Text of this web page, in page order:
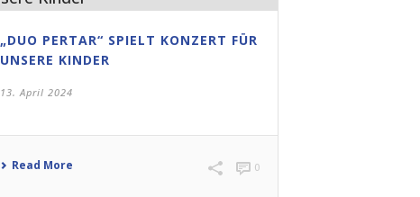
„DUO PERTAR“ SPIELT KONZERT FÜR
UNSERE KINDER
13. April 2024
Read More 0